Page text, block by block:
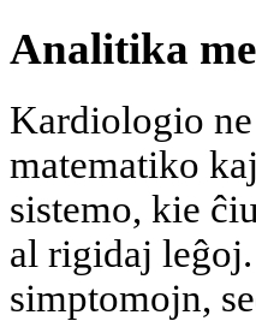
Analitika
Kardiologio
matematiko
sistemo, kie
al rigidaj
simptomojn,